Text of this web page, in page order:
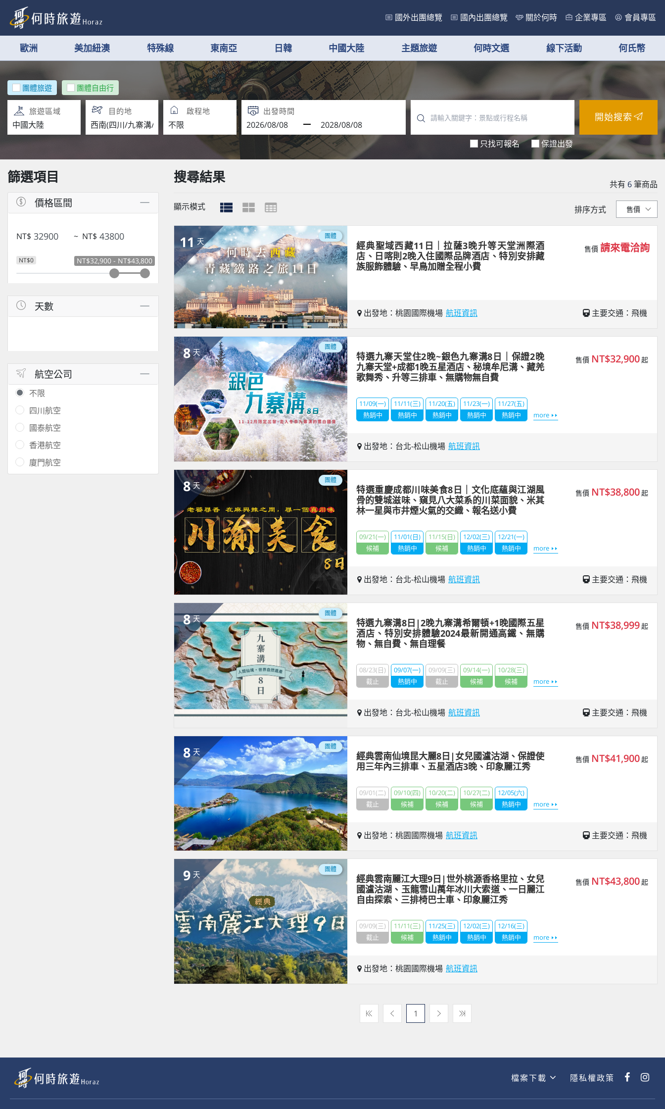
國外出團總覽 國內出團總覽 關於何時 企業專區 會員專區
歐洲 美加紐澳 特殊線 東南亞 日韓 中國大陸 主題旅遊 何時文選 線下活動 何氏幣
團體旅遊 團體自由行
旅遊區域 目的地 啟程地 出發時間
只找可報名 保證出發
開始搜索
篩選項目
價格區間
NT$ ~ NT$
NT$0 NT$32,900 - NT$43,800
天數
航空公司
不限
四川航空
國泰航空
香港航空
廈門航空
搜尋結果 共有 6筆商品
顯示模式 排序方式
11 天
團體
經典聖域西藏11日｜拉薩3晚升等天堂洲際酒
店、日喀則2晚入住國際品牌酒店、特別安排藏
族服飾體驗、早鳥加贈全程小費
售價 請來電洽詢
出發地：桃園國際機場 航班資訊 主要交通：飛機
8 天
團體
特選九寨天堂住2晚~銀色九寨溝8日｜保證2晚
九寨天堂+成都1晚五星酒店、秘境牟尼溝、藏羌
歌舞秀、升等三排車、無購物無自費
售價 NT$32,900起
11/09(一)
熱銷中
11/11(三)
熱銷中
11/20(五)
熱銷中
11/23(一)
熱銷中
11/27(五)
熱銷中
more
出發地：台北-松山機場 航班資訊
8 天
團體
特選重慶成都川味美食8日｜文化底蘊與江湖風
骨的雙城滋味、窺見八大菜系的川菜面貌、米其
林一星與市井煙火氣的交織、報名送小費
售價 NT$38,800起
09/21(一)
候補
11/01(日)
熱銷中
11/15(日)
候補
12/02(三)
熱銷中
12/21(一)
熱銷中
more
出發地：台北-松山機場 航班資訊 主要交通：飛機
8 天
團體
特選九寨溝8日|2晚九寨溝希爾頓+1晚國際五星
酒店、特別安排體驗2024最新開通高鐵、無購
物、無自費、無自理餐
售價 NT$38,999起
08/23(日)
截止
09/07(一)
熱銷中
09/09(三)
截止
09/14(一)
候補
10/28(三)
候補
more
出發地：台北-松山機場 航班資訊 主要交通：飛機
8 天
團體
經典雲南仙境昆大麗8日|女兒國瀘沽湖、保證使
用三年內三排車、五星酒店3晚、印象麗江秀
售價 NT$41,900起
09/01(二)
截止
09/10(四)
候補
10/20(二)
候補
10/27(二)
候補
12/05(六)
熱銷中
more
出發地：桃園國際機場 航班資訊 主要交通：飛機
9 天
團體
經典雲南麗江大理9日|世外桃源香格里拉、女兒
國瀘沽湖、玉龍雪山萬年冰川大索道、一日麗江
自由探索、三排椅巴士車、印象麗江秀
售價 NT$43,800起
09/09(三)
截止
11/11(三)
候補
11/25(三)
熱銷中
12/02(三)
熱銷中
12/16(三)
熱銷中
more
出發地：桃園國際機場 航班資訊
1
檔案下載 隱私權政策